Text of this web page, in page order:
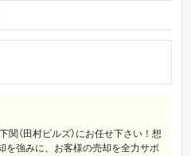
関（田村ビルズ）にお任せ下さい！想
を強みに、お客様の売却を全力サポ